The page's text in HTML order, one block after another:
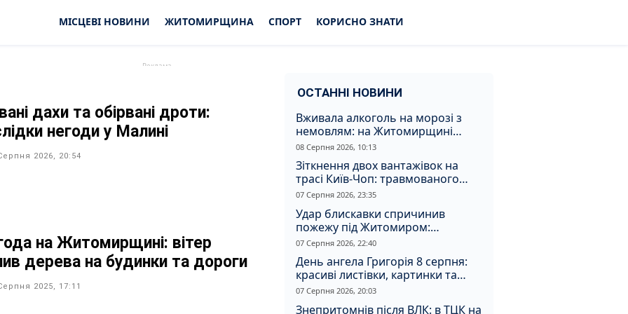
МІСЦЕВІ НОВИНИ ЖИТОМИРЩИНА СПОРТ КОРИСНО ЗНАТИ
дахи та обірвані дроти:
негоди у Малині
2026, 20:54
на Житомирщині: вітер
дерева на будинки та дороги
2025, 17:11
ОСТАННІ НОВИНИ
Вживала алкоголь на морозі з
немовлям: на Житомирщині
засудили матір, через яку дитина
отримала обмороження
08 Серпня 2026, 10:13
Зіткнення двох вантажівок на
трасі Київ-Чоп: травмованого
водія забрали до лікарні
07 Серпня 2026, 23:35
Удар блискавки спричинив
пожежу під Житомиром:
рятувальники витягли з вогню
кота
07 Серпня 2026, 22:40
День ангела Григорія 8 серпня:
красиві листівки, картинки та
душевні привітання
07 Серпня 2026, 20:03
Знепритомнів після ВЛК: в ТЦК на